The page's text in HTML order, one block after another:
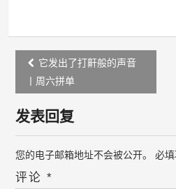
Post
navigation
它发出了打鼾般的声音
丨周六拼单
发表回复
您的电子邮箱地址不会被公开。 必
评论*